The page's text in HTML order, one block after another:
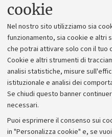
cookie
Nel nostro sito utilizziamo sia
funzionamento, sia cookie e altri
che potrai attivare solo con il tuo
Cookie e altri strumenti di
analisi statistiche, misure
istituzionale e analisi dei
Se chiudi questo banner
necessari.
Puoi esprimere il consenso sui
in "Personalizza cookie" e, se
Alumni
Piano
Bandi,